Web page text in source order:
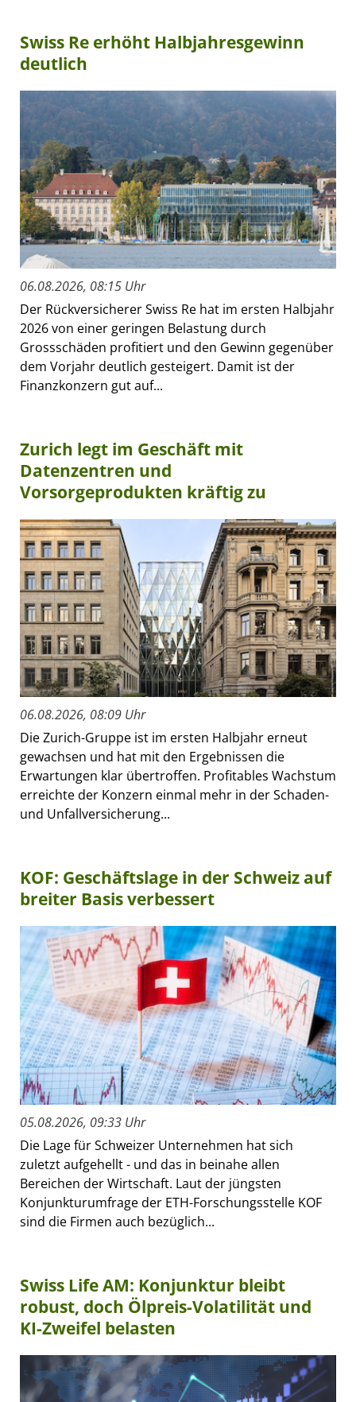
Swiss Re erhöht Halbjahresgewinn
deutlich
06.08.2026, 08:15 Uhr
Der Rückversicherer Swiss Re hat im ersten Halbjahr
2026 von einer geringen Belastung durch
Grossschäden profitiert und den Gewinn gegenüber
dem Vorjahr deutlich gesteigert. Damit ist der
Finanzkonzern gut auf...
Zurich legt im Geschäft mit
Datenzentren und
Vorsorgeprodukten kräftig zu
06.08.2026, 08:09 Uhr
Die Zurich-Gruppe ist im ersten Halbjahr erneut
gewachsen und hat mit den Ergebnissen die
Erwartungen klar übertroffen. Profitables Wachstum
erreichte der Konzern einmal mehr in der Schaden-
und Unfallversicherung...
KOF: Geschäftslage in der Schweiz auf
breiter Basis verbessert
05.08.2026, 09:33 Uhr
Die Lage für Schweizer Unternehmen hat sich
zuletzt aufgehellt - und das in beinahe allen
Bereichen der Wirtschaft. Laut der jüngsten
Konjunkturumfrage der ETH-Forschungsstelle KOF
sind die Firmen auch bezüglich...
Swiss Life AM: Konjunktur bleibt
robust, doch Ölpreis-Volatilität und
KI-Zweifel belasten